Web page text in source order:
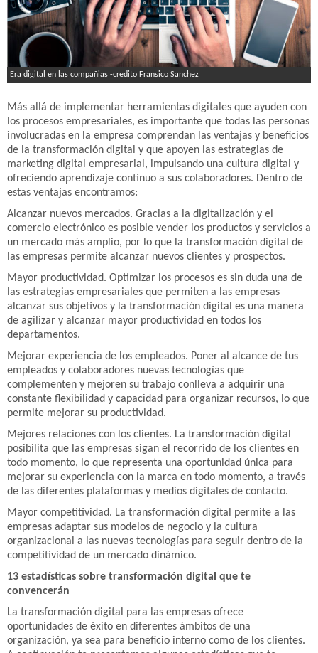
Era digital en las compañias -credito Fransico Sanchez
Más allá de implementar herramientas digitales que ayuden con
los procesos empresariales, es importante que todas las personas
involucradas en la empresa comprendan las ventajas y beneficios
de la transformación digital y que apoyen las estrategias de
marketing digital empresarial, impulsando una cultura digital y
ofreciendo aprendizaje continuo a sus colaboradores. Dentro de
estas ventajas encontramos:
Alcanzar nuevos mercados. Gracias a la digitalización y el
comercio electrónico es posible vender los productos y servicios a
un mercado más amplio, por lo que la transformación digital de
las empresas permite alcanzar nuevos clientes y prospectos.
Mayor productividad. Optimizar los procesos es sin duda una de
las estrategias empresariales que permiten a las empresas
alcanzar sus objetivos y la transformación digital es una manera
de agilizar y alcanzar mayor productividad en todos los
departamentos.
Mejorar experiencia de los empleados. Poner al alcance de tus
empleados y colaboradores nuevas tecnologías que
complementen y mejoren su trabajo conlleva a adquirir una
constante flexibilidad y capacidad para organizar recursos, lo que
permite mejorar su productividad.
Mejores relaciones con los clientes. La transformación digital
posibilita que las empresas sigan el recorrido de los clientes en
todo momento, lo que representa una oportunidad única para
mejorar su experiencia con la marca en todo momento, a través
de las diferentes plataformas y medios digitales de contacto.
Mayor competitividad. La transformación digital permite a las
empresas adaptar sus modelos de negocio y la cultura
organizacional a las nuevas tecnologías para seguir dentro de la
competitividad de un mercado dinámico.
13 estadísticas sobre transformación digital que te
convencerán
La transformación digital para las empresas ofrece
oportunidades de éxito en diferentes ámbitos de una
organización, ya sea para beneficio interno como de los clientes.